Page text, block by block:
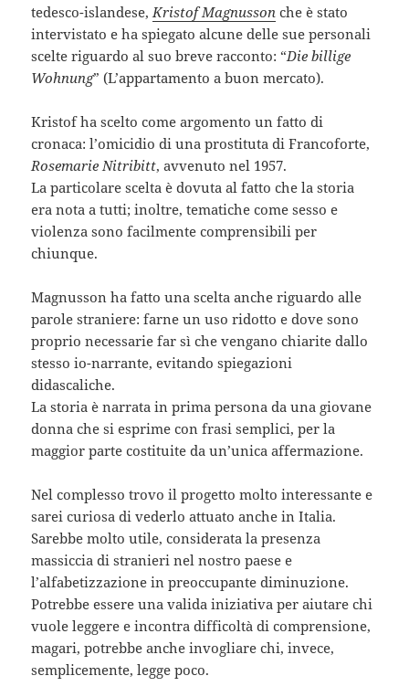
tedesco-islandese, Kristof Magnusson che è stato
intervistato e ha spiegato alcune delle sue personali
scelte riguardo al suo breve racconto: “Die billige
Wohnung” (L’appartamento a buon mercato).
Kristof ha scelto come argomento un fatto di
cronaca: l’omicidio di una prostituta di Francoforte,
Rosemarie Nitribitt, avvenuto nel 1957.
La particolare scelta è dovuta al fatto che la storia
era nota a tutti; inoltre, tematiche come sesso e
violenza sono facilmente comprensibili per
chiunque.
Magnusson ha fatto una scelta anche riguardo alle
parole straniere: farne un uso ridotto e dove sono
proprio necessarie far sì che vengano chiarite dallo
stesso io-narrante, evitando spiegazioni
didascaliche.
La storia è narrata in prima persona da una giovane
donna che si esprime con frasi semplici, per la
maggior parte costituite da un’unica affermazione.
Nel complesso trovo il progetto molto interessante e
sarei curiosa di vederlo attuato anche in Italia.
Sarebbe molto utile, considerata la presenza
massiccia di stranieri nel nostro paese e
l’alfabetizzazione in preoccupante diminuzione.
Potrebbe essere una valida iniziativa per aiutare chi
vuole leggere e incontra difficoltà di comprensione,
magari, potrebbe anche invogliare chi, invece,
semplicemente, legge poco.